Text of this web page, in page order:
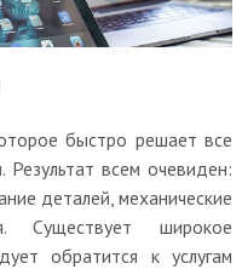
быстро решает все
всем очевиден:
деталей, механические
Существует широкое
обратится к услугам